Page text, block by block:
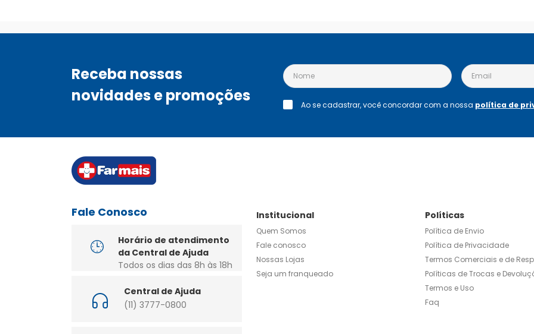
Receba nossas
novidades e promoções
Ao se cadastrar, você concordar com a nossa política de
Fale Conosco
Horário de atendimento
da Central de Ajuda
Todos os dias das 8h às 18h
Central de Ajuda
(11) 3777-0800
Institucional
Quem Somos
Fale conosco
Nossas Lojas
Seja um franqueado
Políticas
Política de Envio
Política de Privacidade
Termos Comerciais e de
Políticas de Trocas e
Termos e Uso
Faq